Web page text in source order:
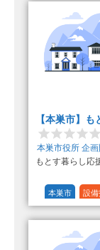
【本巣市】
本巣市役所 企
もとす暮らし応
本巣市 設備